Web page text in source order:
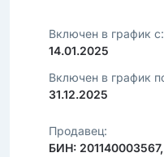
Включен в график с:
14.01.2025
Включен в график
31.12.2025
Продавец:
БИН: